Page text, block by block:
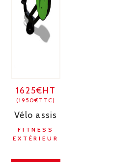
1625€HT
(1950€TTC)
Vélo assis
FITNESS
EXTÉRIEUR